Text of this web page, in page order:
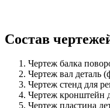
Состав
Чертеж балка
Чертеж вал деталь
Чертеж стенд для
Чертеж кронштейн
Чертеж пластина